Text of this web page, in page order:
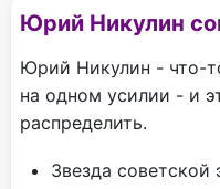
Юрий Никулин
Юрий Никулин - что-
на одном усилии - и
распределить.
Звезда